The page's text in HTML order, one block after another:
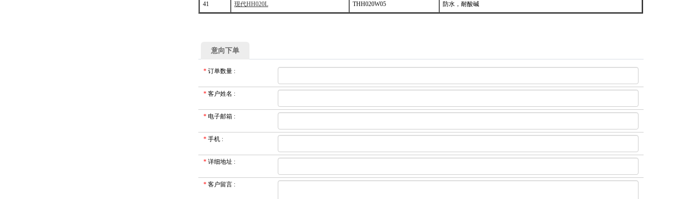
41 现代HH020L THH020W05 防水，耐酸碱
意向下单
* 订单数量 :
* 客户姓名 :
* 电子邮箱 :
* 手机 :
* 详细地址 :
* 客户留言 :